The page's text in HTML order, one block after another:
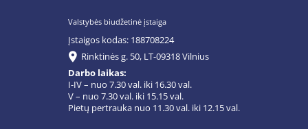
Valstybės biudžetinė įstaiga
Įstaigos kodas: 188708224
Rinktinės g. 50, LT-09318 Vilnius
Darbo laikas:
I-IV – nuo 7.30 val. iki 16.30 val.
V – nuo 7.30 val. iki 15.15 val.
Pietų pertrauka nuo 11.30 val. iki 12.15 val.